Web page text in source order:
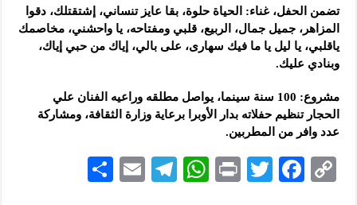
تضمن الحفل، غناء: الحياة حلوة، بقا عايز تنساني، إشتقتلك، دقوا
المزاهر، جميل جمال، الربيع، قلبي ومفتاحه، يا واحشني، مخاصمك
ياقلبي، يا ليل يا ما فيك سهارى، على بالي، إياك من حبي إياك،
وبنادي عليك.
مشروع: 100 سنة سينما، يواصل مطلقه وراعيه الفنان علي
الحجار تنظيم حفلاته بدار الأوبرا برعاية وزارة الثقافة، ومشاركة
عدد وافر من المطربين.
C
F
T
P
W
Te
E